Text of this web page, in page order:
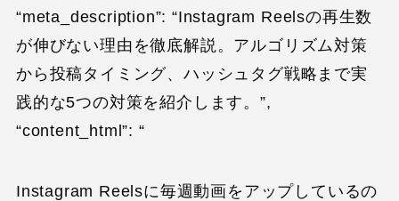
“meta_description”: “Instagram Reelsの再生数
が伸びない理由を徹底解説。アルゴリズム対策
から投稿タイミング、ハッシュタグ戦略まで実
践的な5つの対策を紹介します。”,
“content_html”: “
Instagram Reelsに毎週動画をアップしているの